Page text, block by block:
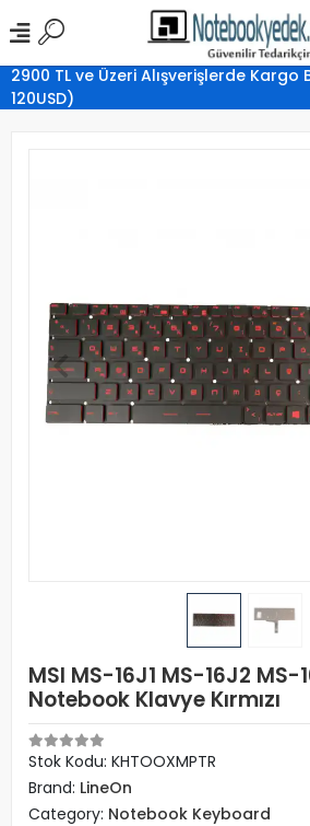
2900 TL ve Üzeri Alışverişlerde
120USD)
MSI MS-16J1 MS-16J2 MS-
Notebook Klavye Kırmızı
Stok Kodu: KHTOOXMPTR
Brand: LineOn
Category: Notebook Keyboard